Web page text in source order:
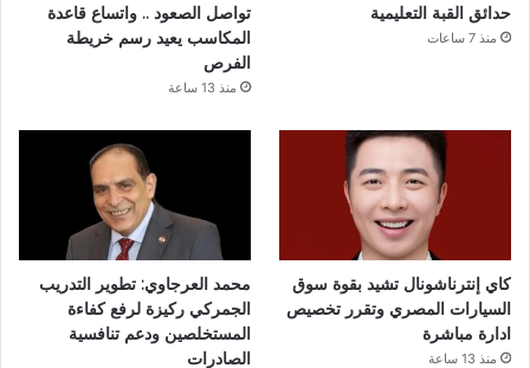
حدائق القبة التعليمية
منذ 7 ساعات
تواصل الصعود .. واتساع قاعدة
المكاسب يعيد رسم خريطة
الفرص
منذ 13 ساعة
كاي إنترناشونال تشيد بقوة سوق
السيارات المصري وتقرر تخصيص
ادارة مباشرة
منذ 13 ساعة
محمد العرجاوي: تطوير التدريب
الجمركي ركيزة لرفع كفاءة
المستخلصين ودعم تنافسية
الصادرات